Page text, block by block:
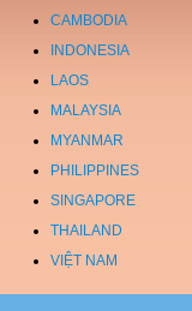
CAMBODIA
INDONESIA
LAOS
MALAYSIA
MYANMAR
PHILIPPINES
SINGAPORE
THAILAND
VIỆT NAM